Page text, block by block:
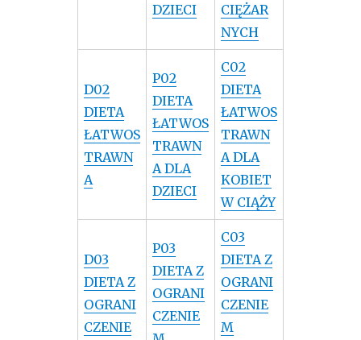
DZIECI
CIĘŻAR
NYCH
D02
DIETA
ŁATWOS
TRAWN
A
P02
DIETA
ŁATWOS
TRAWN
A DLA
DZIECI
C02
DIETA
ŁATWOS
TRAWN
A DLA
KOBIET
W CIĄŻY
D03
DIETA Z
OGRANI
CZENIE
P03
DIETA Z
OGRANI
CZENIE
C03
DIETA Z
OGRANI
CZENIE
M